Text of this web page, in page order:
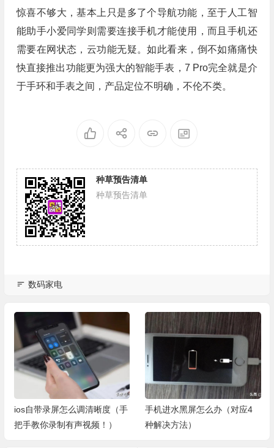
惊喜不够大，基本上只是多了个导航功能，至于人工智
能助手小爱同学则需要连接手机才能使用，而且手机还
需要在网状态，云功能无疑。如此看来，倒不如痛痛快
快直接推出功能更为强大的智能手表，7 Pro完全就是介
于手环和手表之间，产品定位不明确，不伦不类。
种草预告清单
种草预告清单
数码家电
ios自带录屏怎么调清晰度（手
把手教你录制有声视频！）
手机进水黑屏怎么办（对应4
种解决方法）